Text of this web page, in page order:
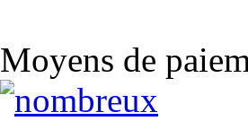
Moyens de